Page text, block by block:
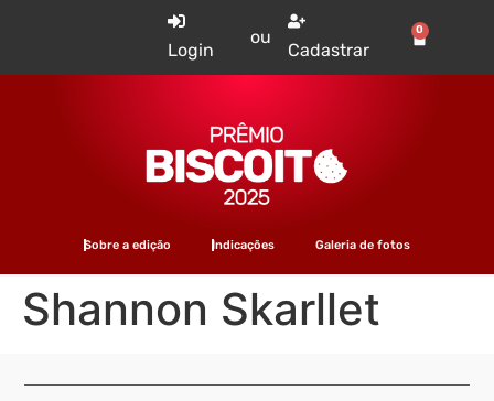
Login
ou
Cadastrar
0
Sobre a edição Indicações Galeria de fotos
Shannon Skarllet